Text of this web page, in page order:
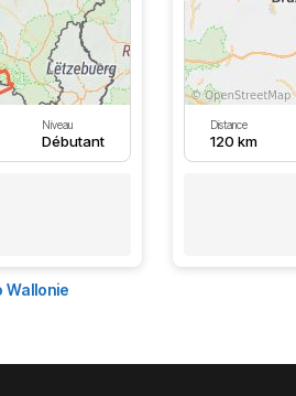
Niveau
Débutant
Distance
120 km
Wallonie